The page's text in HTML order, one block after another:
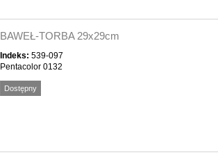
BAWEŁ-TORBA 29x29cm
Indeks: 539-097
Pentacolor 0132
Dostępny